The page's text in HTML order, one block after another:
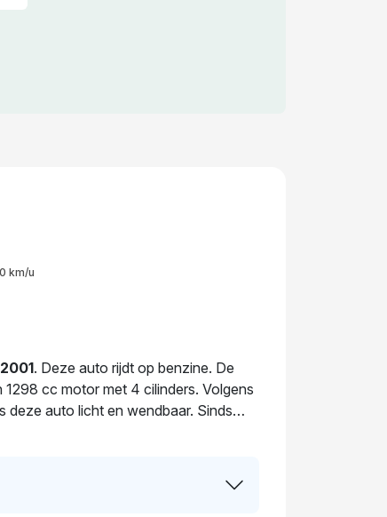
km/u
2001. Deze auto rijdt op benzine. De
cc motor met 4 cilinders. Volgens
auto licht en wendbaar. Sinds
APK-keuring staat gepland voor